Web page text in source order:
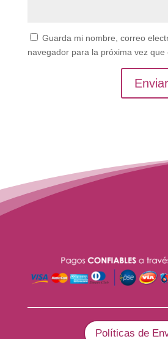
Guarda mi nombre, correo
navegador para la próxima vez que
Políticas de